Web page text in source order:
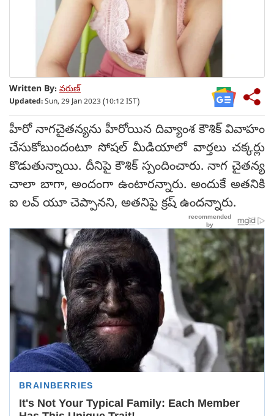
Written By: వరుణ్
Updated:Sun, 29 Jan 2023 (10:12 IST)
హీరో నాగచైతన్యను హీరోయిన దివ్యాంశ కౌశిక్ వివాహం
చేసుకోబుందంటూ సోషల్ మీడియాలో వార్తలు చక్కర్లు
కొడుతున్నాయి. దీనిపై కౌశిక్ స్పందించారు. నాగ చైతన్య
చాలా బాగా, అందంగా ఉంటారన్నారు. అందుకే అతనికి
ఐ లవ్ యూ చెప్పానని, అతనిపై క్రష్ ఉందన్నారు.